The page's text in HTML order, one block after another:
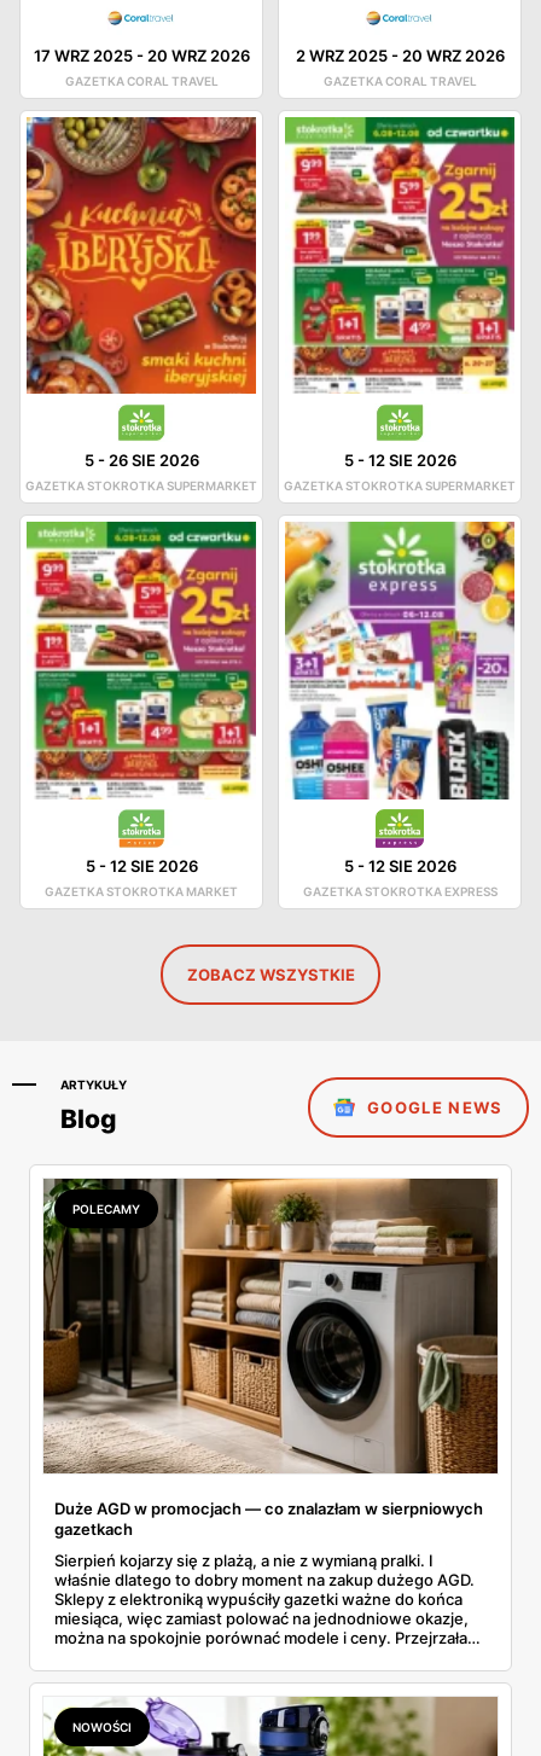
17 WRZ 2025- 20 WRZ 2026
GAZETKA CORAL TRAVEL
2 WRZ 2025- 20 WRZ 2026
GAZETKA CORAL TRAVEL
5-26 SIE 2026
GAZETKA STOKROTKA SUPERMARKET
5-12 SIE 2026
GAZETKA STOKROTKA SUPERMARKET
5-12 SIE 2026
GAZETKA STOKROTKA MARKET
5-12 SIE 2026
GAZETKA STOKROTKA EXPRESS
ZOBACZ WSZYSTKIE
ARTYKUŁY
Blog GOOGLE NEWS
POLECAMY
Duże AGD w promocjach — co znalazłam w sierpniowych
gazetkach
Sierpień kojarzy się z plażą, a nie z wymianą pralki. I
właśnie dlatego to dobry moment na zakup dużego AGD.
Sklepy z elektroniką wypuściły gazetki ważne do końca
miesiąca, więc zamiast polować na jednodniowe okazje,
można na spokojnie porównać modele i ceny. Przejrzałam
znalazłam, z cenami i terminami.
NOWOŚCI